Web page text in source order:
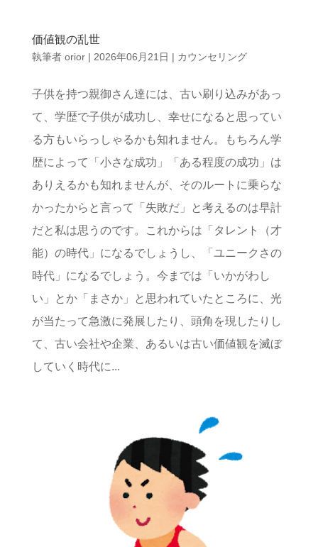
価値観の乱世
執筆者 orior| 2026年06月21日 | カウンセリング
子供を持つ親御さん達には、古い刷り込みがあっ
て、学歴で子供が成功し、幸せになると思ってい
る方もいらっしゃるかも知れません。もちろん学
歴によって「小さな成功」「ある程度の成功」は
ありえるかも知れませんが、そのルートに乗らな
かったからと言って「失敗だ」と考えるのは早計
だと私は思うのです。これからは「タレント（才
能）の時代」になるでしょうし、「ユニークさの
時代」になるでしょう。今までは「いかがわし
い」とか「まさか」と思われていたところに、光
が当たって急激に発展したり、頭角を現したりし
て、古い会社や企業、あるいは古い価値観を滅ぼ
していく時代に...